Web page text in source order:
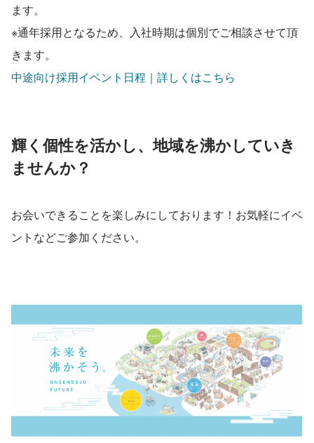
ます。
※通年採用となるため、入社時期は個別でご相談させて頂
きます。
中途向け採用イベント日程｜詳しくはこちら
輝く個性を活かし、地域を沸かしていき
ませんか？
お会いできることを楽しみにしております！お気軽にイベ
ントなどご参加ください。